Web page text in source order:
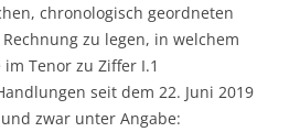
chronologisch geordneten
zu legen, in welchem
Tenor zu Ziffer I.1
seit dem 22. Juni 2019
zwar unter Angabe: